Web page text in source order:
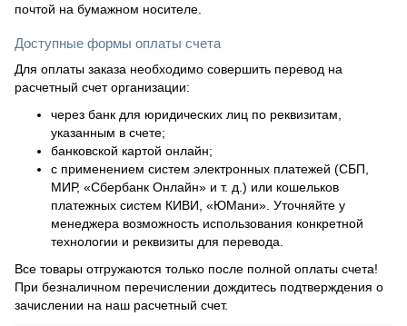
почтой на бумажном носителе.
Доступные формы оплаты счета
Для оплаты заказа необходимо совершить перевод на
расчетный счет организации:
через банк для юридических лиц по реквизитам,
указанным в счете;
банковской картой онлайн;
с применением систем электронных платежей (СБП,
МИР, «Сбербанк Онлайн» и т. д.) или кошельков
платежных систем КИВИ, «ЮМани». Уточняйте у
менеджера возможность использования конкретной
технологии и реквизиты для перевода.
Все товары отгружаются только после полной оплаты счета!
При безналичном перечислении дождитесь подтверждения о
зачислении на наш расчетный счет.